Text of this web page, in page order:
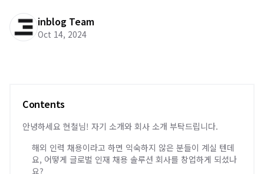
inblog Team
Oct 14, 2024
Contents
안녕하세요 현철님! 자기 소개와 회사 소개 부탁드립니다.
해외 인력 채용이라고 하면 익숙하지 않은 분들이 계실 텐데
요, 어떻게 글로벌 인재 채용 솔루션 회사를 창업하게 되셨나
요?